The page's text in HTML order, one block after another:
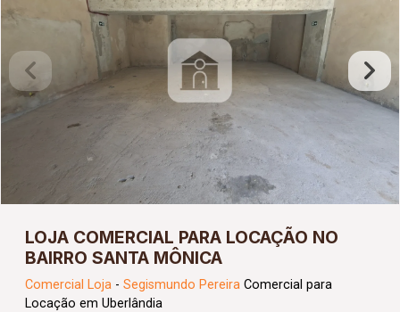
LOJA COMERCIAL PARA LOCAÇÃO NO
BAIRRO SANTA MÔNICA
Comercial Loja - Segismundo Pereira Comercial para
Locação em Uberlândia